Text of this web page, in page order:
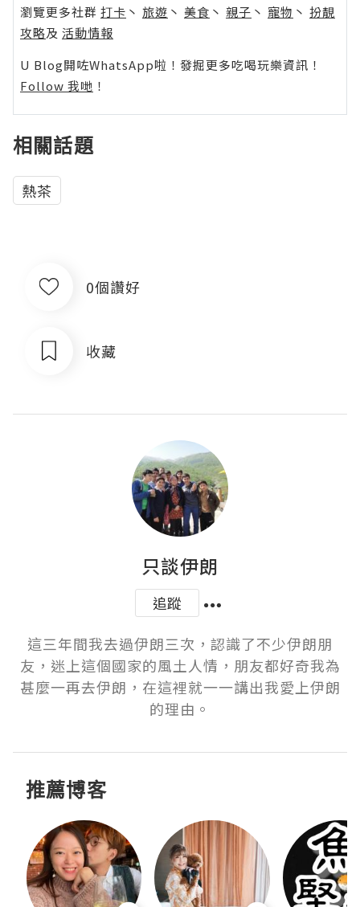
瀏覽更多社群 打卡 丶 旅遊 丶 美食 丶 親子 丶 寵物 丶 扮靚
攻略及 活動情報
U Blog開咗WhatsApp啦！發掘更多吃喝玩樂資訊！
Follow 我哋 ！
相關話題
熱茶
0個讚好
收藏
只談伊朗
追蹤
這三年間我去過伊朗三次，認識了不少伊朗朋
友，迷上這個國家的風土人情，朋友都好奇我為
甚麼一再去伊朗，在這裡就一一講出我愛上伊朗
的理由。
推薦博客